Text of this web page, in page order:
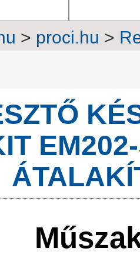
> proci.hu >